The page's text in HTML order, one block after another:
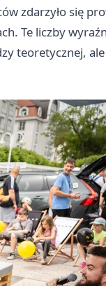
zdarzyło się
Te liczby
teoretycznej,